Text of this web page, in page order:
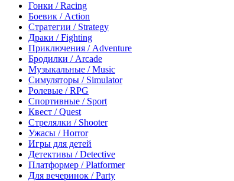
Гонки / Racing
Боевик / Action
Стратегии / Strategy
Драки / Fighting
Приключения / Adventure
Бродилки / Arcade
Музыкальные / Music
Симуляторы / Simulator
Ролевые / RPG
Спортивные / Sport
Квест / Quest
Стрелялки / Shooter
Ужасы / Horror
Игры для детей
Детективы / Detective
Платформер / Platformer
Для вечеринок / Party